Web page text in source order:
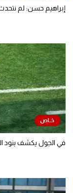
إبراهيم حسن: لم نتحدث
في الجول يكشف بنود